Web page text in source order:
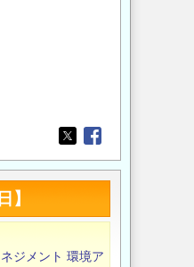
Opens in a new
Opens in a new
】
ジメント 環境ア